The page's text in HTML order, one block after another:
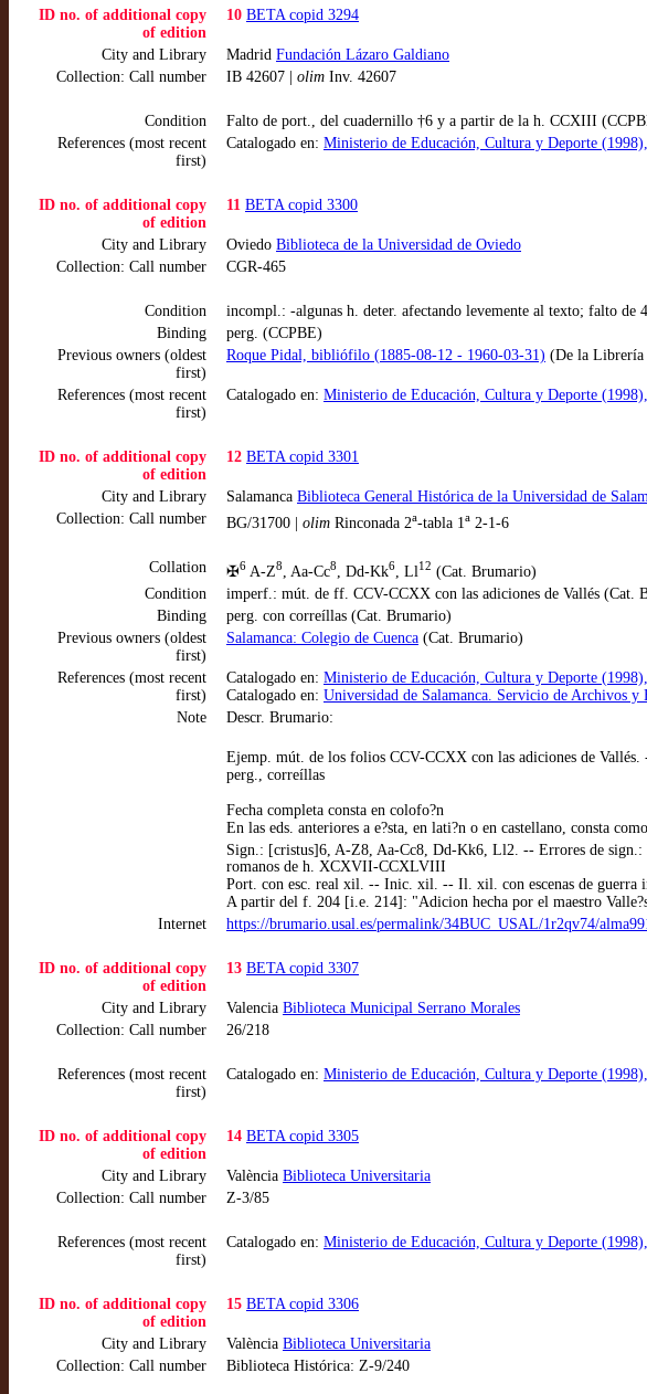
ID no. of additional copy
of edition
10 BETA copid 3294
City and Library Madrid Fundación Lázaro Galdiano
Collection: Call number
IB 42607 | olim Inv. 42607
Condition
Falto de port., del cuadernillo †6 y a partir de la h. CCXIII
References (most recent
first)
Catalogado en: Ministerio de Educación, Cultura y Deporte
ID no. of additional copy
of edition
11 BETA copid 3300
City and Library Oviedo Biblioteca de la Universidad de Oviedo
Collection: Call number
CGR-465
Condition
incompl.: -algunas h. deter. afectando levemente al texto; falto
Binding
perg. (CCPBE)
Previous owners (oldest
first)
Roque Pidal, bibliófilo (1885-08-12 - 1960-03-31) (De la Librería
References (most recent
first)
Catalogado en: Ministerio de Educación, Cultura y Deporte
ID no. of additional copy
of edition
12 BETA copid 3301
City and Library Salamanca Biblioteca General Histórica de la Universidad de
Collection: Call number
BG/31700 | olim Rinconada 2a-tabla 1a 2-1-6
Collation
✠6 A-Z8 , Aa-Cc8 , Dd-Kk6 , Ll12 (Cat. Brumario)
Condition
imperf.: mút. de ff. CCV-CCXX con las adiciones de Vallés (Cat.
Binding
perg. con correíllas (Cat. Brumario)
Previous owners (oldest
first)
Salamanca: Colegio de Cuenca (Cat. Brumario)
References (most recent
first)
Catalogado en: Ministerio de Educación, Cultura y Deporte
Catalogado en: Universidad de Salamanca. Servicio de Archivos
Note
Descr. Brumario:
Ejemp. mút. de los folios CCV-CCXX con las adiciones de
perg., correíllas
Fecha completa consta en colofo?n
En las eds. anteriores a e?sta, en lati?n o en castellano, consta
Sign.: [cristus]6, A-Z8, Aa-Cc8, Dd-Kk6, Ll2. -- Errores de
romanos de h. XCXVII-CCXLVIII
Port. con esc. real xil. -- Inic. xil. -- Il. xil. con escenas de guerra
A partir del f. 204 [i.e. 214]: "Adicion hecha por el maestro
Internet
https://brumario.usal.es/permalink/34BUC_USAL/1r2qv74/
ID no. of additional copy
of edition
13 BETA copid 3307
City and Library Valencia Biblioteca Municipal Serrano Morales
Collection: Call number
26/218
References (most recent
first)
Catalogado en: Ministerio de Educación, Cultura y Deporte
ID no. of additional copy
of edition
14 BETA copid 3305
City and Library València Biblioteca Universitaria
Collection: Call number
Z-3/85
References (most recent
first)
Catalogado en: Ministerio de Educación, Cultura y Deporte
ID no. of additional copy
of edition
15 BETA copid 3306
City and Library València Biblioteca Universitaria
Collection: Call number
Biblioteca Histórica: Z-9/240